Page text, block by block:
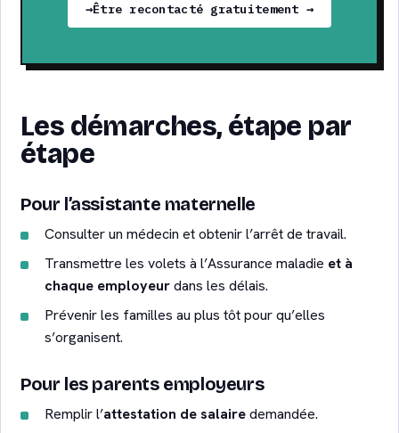
Être recontacté gratuitement →
Les démarches, étape par
étape
Pour l’assistante maternelle
Consulter un médecin et obtenir l’arrêt de travail.
Transmettre les volets à l’Assurance maladie et à
chaque employeurdans les délais.
Prévenir les familles au plus tôt pour qu’elles
s’organisent.
Pour les parents employeurs
Remplir l’attestation de salairedemandée.